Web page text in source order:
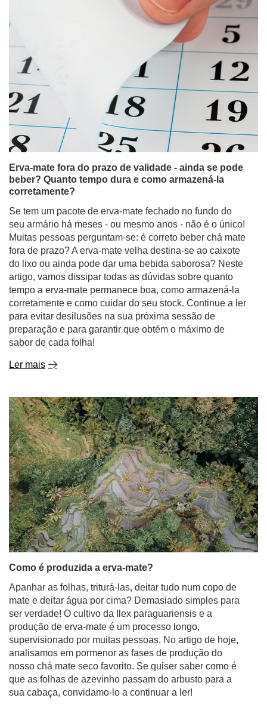
Erva-mate fora do prazo de validade - ainda se pode
beber? Quanto tempo dura e como armazená-la
corretamente?
Se tem um pacote de erva-mate fechado no fundo do
seu armário há meses - ou mesmo anos - não é o único!
Muitas pessoas perguntam-se: é correto beber chá mate
fora de prazo? A erva-mate velha destina-se ao caixote
do lixo ou ainda pode dar uma bebida saborosa? Neste
artigo, vamos dissipar todas as dúvidas sobre quanto
tempo a erva-mate permanece boa, como armazená-la
corretamente e como cuidar do seu stock. Continue a ler
para evitar desilusões na sua próxima sessão de
preparação e para garantir que obtém o máximo de
sabor de cada folha!
Ler mais
Como é produzida a erva-mate?
Apanhar as folhas, triturá-las, deitar tudo num copo de
mate e deitar água por cima? Demasiado simples para
ser verdade! O cultivo da Ilex paraguariensis e a
produção de erva-mate é um processo longo,
supervisionado por muitas pessoas. No artigo de hoje,
analisamos em pormenor as fases de produção do
nosso chá mate seco favorito. Se quiser saber como é
que as folhas de azevinho passam do arbusto para a
sua cabaça, convidamo-lo a continuar a ler!